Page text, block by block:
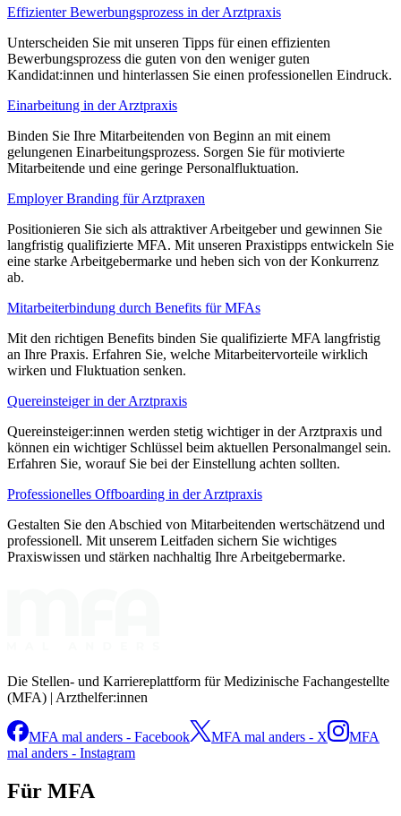
Effizienter Bewerbungsprozess in der Arztpraxis
Unterscheiden Sie mit unseren Tipps für einen effizienten
Bewerbungsprozess die guten von den weniger guten
Kandidat:innen und hinterlassen Sie einen professionellen Eindruck.
Einarbeitung in der Arztpraxis
Binden Sie Ihre Mitarbeitenden von Beginn an mit einem
gelungenen Einarbeitungsprozess. Sorgen Sie für motivierte
Mitarbeitende und eine geringe Personalfluktuation.
Employer Branding für Arztpraxen
Positionieren Sie sich als attraktiver Arbeitgeber und gewinnen Sie
langfristig qualifizierte MFA. Mit unseren Praxistipps entwickeln Sie
eine starke Arbeitgebermarke und heben sich von der Konkurrenz
ab.
Mitarbeiterbindung durch Benefits für MFAs
Mit den richtigen Benefits binden Sie qualifizierte MFA langfristig
an Ihre Praxis. Erfahren Sie, welche Mitarbeitervorteile wirklich
wirken und Fluktuation senken.
Quereinsteiger in der Arztpraxis
Quereinsteiger:innen werden stetig wichtiger in der Arztpraxis und
können ein wichtiger Schlüssel beim aktuellen Personalmangel sein.
Erfahren Sie, worauf Sie bei der Einstellung achten sollten.
Professionelles Offboarding in der Arztpraxis
Gestalten Sie den Abschied von Mitarbeitenden wertschätzend und
professionell. Mit unserem Leitfaden sichern Sie wichtiges
Praxiswissen und stärken nachhaltig Ihre Arbeitgebermarke.
Die Stellen- und Karriereplattform für Medizinische Fachangestellte
(MFA) | Arzthelfer:innen
MFA mal anders - Facebook MFA mal anders - X
MFA
mal anders - Instagram
Für MFA